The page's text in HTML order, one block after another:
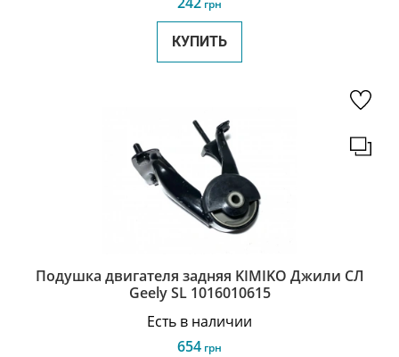
грн
КУПИТЬ
Подушка двигателя задняя KIMIKO Джили СЛ
Geely SL 1016010615
Есть в наличии
654 грн